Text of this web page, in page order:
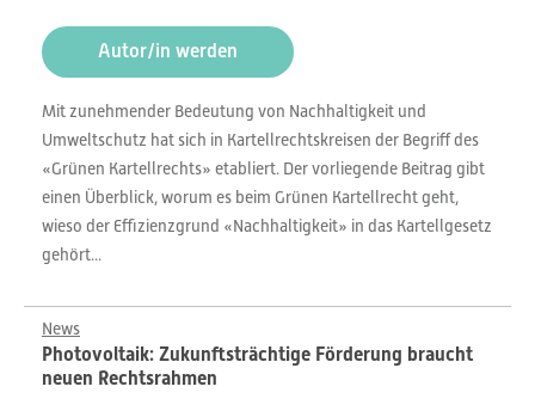
Autor/in werden
Mit zunehmender Bedeutung von Nachhaltigkeit und
Umweltschutz hat sich in Kartellrechtskreisen der Begriff des
«Grünen Kartellrechts» etabliert. Der vorliegende Beitrag gibt
einen Überblick, worum es beim Grünen Kartellrecht geht,
wieso der Effizienzgrund «Nachhaltigkeit» in das Kartellgesetz
gehört...
News
Photovoltaik: Zukunftsträchtige Förderung braucht
neuen Rechtsrahmen